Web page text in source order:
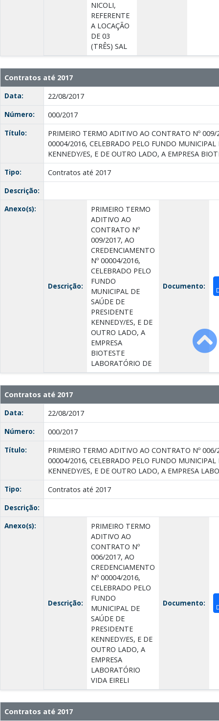
NICOLI,
REFERENTE
A LOCAÇÃO
DE 03
(TRÊS) SAL
Contratos até 2017
Data:
22/08/2017
Número:
000/2017
Título:
PRIMEIRO TERMO ADITIVO AO CONTRATO Nº
00004/2016, CELEBRADO PELO FUNDO MUNICIPAL
KENNEDY/ES, E DE OUTRO LADO, A EMPRESA
Tipo:
Contratos até 2017
Descrição:
Anexo(s):
Descrição:
PRIMEIRO TERMO
ADITIVO AO
CONTRATO Nº
009/2017, AO
CREDENCIAMENTO
Nº 00004/2016,
CELEBRADO PELO
FUNDO
MUNICIPAL DE
SAÚDE DE
PRESIDENTE
KENNEDY/ES, E DE
OUTRO LADO, A
EMPRESA
BIOTESTE
LABORATÓRIO DE
Documento:
Contratos até 2017
Data:
22/08/2017
Número:
000/2017
Título:
PRIMEIRO TERMO ADITIVO AO CONTRATO Nº
00004/2016, CELEBRADO PELO FUNDO MUNICIPAL
KENNEDY/ES, E DE OUTRO LADO, A EMPRESA
Tipo:
Contratos até 2017
Descrição:
Anexo(s):
Descrição:
PRIMEIRO TERMO
ADITIVO AO
CONTRATO Nº
006/2017, AO
CREDENCIAMENTO
Nº 00004/2016,
CELEBRADO PELO
FUNDO
MUNICIPAL DE
SAÚDE DE
PRESIDENTE
KENNEDY/ES, E DE
OUTRO LADO, A
EMPRESA
LABORATÓRIO
VIDA EIRELI
Documento:
Contratos até 2017